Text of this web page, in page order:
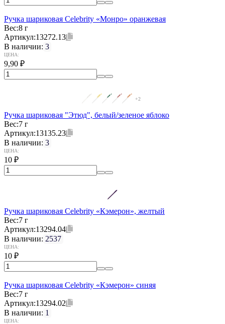
Ручка шариковая Celebrity «Монро» оранжевая
Вес:8 г
Артикул:13272.13
В наличии: 3
ЦЕНА:
9,90 ₽
+2
Ручка шариковая "Этюд", белый/зеленое яблоко
Вес:7 г
Артикул:13135.23
В наличии: 3
ЦЕНА:
10 ₽
Ручка шариковая Celebrity «Кэмерон», желтый
Вес:7 г
Артикул:13294.04
В наличии: 2537
ЦЕНА:
10 ₽
Ручка шариковая Celebrity «Кэмерон» синяя
Вес:7 г
Артикул:13294.02
В наличии: 1
ЦЕНА: